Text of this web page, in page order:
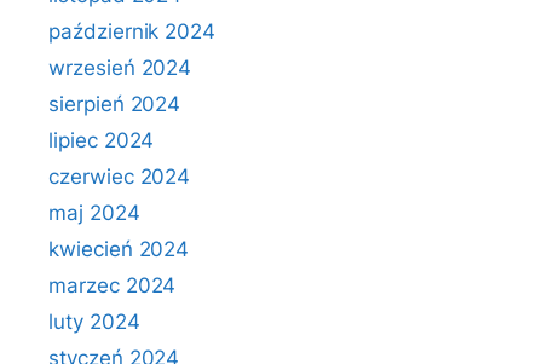
październik 2024
wrzesień 2024
sierpień 2024
lipiec 2024
czerwiec 2024
maj 2024
kwiecień 2024
marzec 2024
luty 2024
styczeń 2024